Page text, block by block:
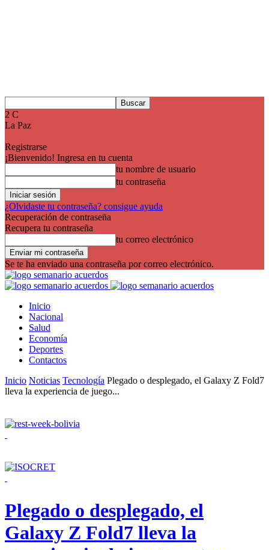
2 C
La Paz
Registrarse
¡Bienvenido! Ingresa en tu cuenta
tu nombre de usuario
tu contraseña
¿Olvidaste tu contraseña? consigue ayuda
Recuperación de contraseña
Recupera tu contraseña
tu correo electrónico
Se te ha enviado una contraseña por correo electrónico.
Inicio
Nacional
Salud
Economía
Deportes
Contactos
Inicio Noticias Tecnología Plegado o desplegado, el Galaxy Z Fold7
lleva la experiencia de juego...
Plegado o desplegado, el
Galaxy Z Fold7 lleva la